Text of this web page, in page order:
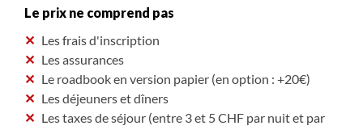
Le prix ne comprend pas
Les frais d'inscription
Les assurances
Le roadbook en version papier (en option : +20€)
Les déjeuners et dîners
Les taxes de séjour (entre 3 et 5 CHF par nuit et par